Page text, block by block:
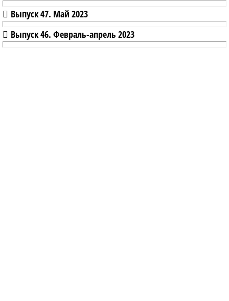
Выпуск 47. Май 2023
Выпуск 46. Февраль-апрель 2023